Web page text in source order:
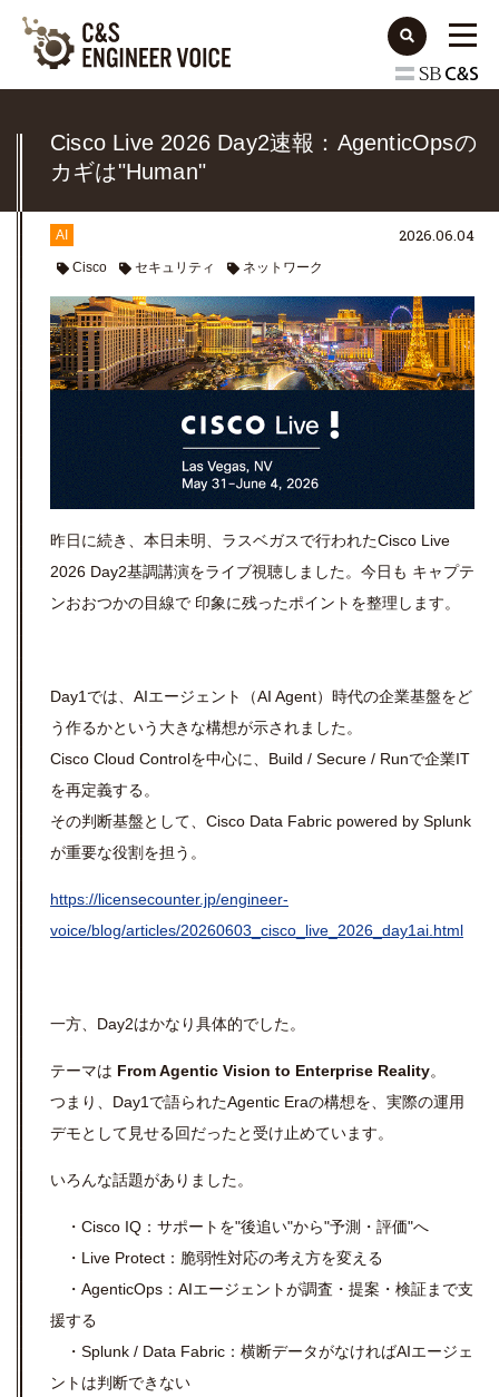
Cisco Live 2026 Day2速報：AgenticOpsの
カギは"Human"
AI
Cisco セキュリティ ネットワーク
2026.06.04
昨日に続き、本日未明、ラスベガスで行われたCisco Live
2026 Day2基調講演をライブ視聴しました。今日も キャプテ
ンおおつかの目線で 印象に残ったポイントを整理します。
Day1では、AIエージェント（AI Agent）時代の企業基盤をど
う作るかという大きな構想が示されました。
Cisco Cloud Controlを中心に、Build / Secure / Runで企業IT
を再定義する。
その判断基盤として、Cisco Data Fabric powered by Splunk
が重要な役割を担う。
https://licensecounter.jp/engineer-
voice/blog/articles/20260603_cisco_live_2026_day1ai.html
一方、 Day2はかなり具体的でした。
テーマは From Agentic Vision to Enterprise Reality。
つまり、Day1で語られたAgentic Eraの構想を、実際の運用
デモとして見せる回だったと受け止めています。
いろんな話題がありました。
・ Cisco IQ ：サポートを"後追い"から"予測・評価"へ
・ Live Protect ：脆弱性対応の考え方を変える
・ AgenticOps ：AIエージェントが調査・提案・検証まで支
援する
・ Splunk / Data Fabric ：横断データがなければAIエージェ
ントは判断できない